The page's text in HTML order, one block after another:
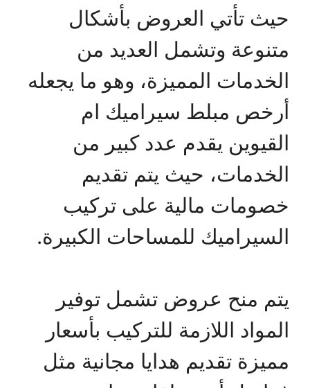
حيث تأتي العروض بأشكال
متنوعة وتشمل العديد من
الخدمات المميزة، وهو ما يجعله
أرخص مبلط سيراميك ام
القيوين يقدم عدد كبير من
الخدمات، حيث يتم تقديم
خصومات مالية على تركيب
السيراميك للمساحات الكبيرة.
يتم منح عروض تشمل توفير
المواد اللازمة للتركيب بأسعار
مميزة تقديم هدايا مجانية مثل